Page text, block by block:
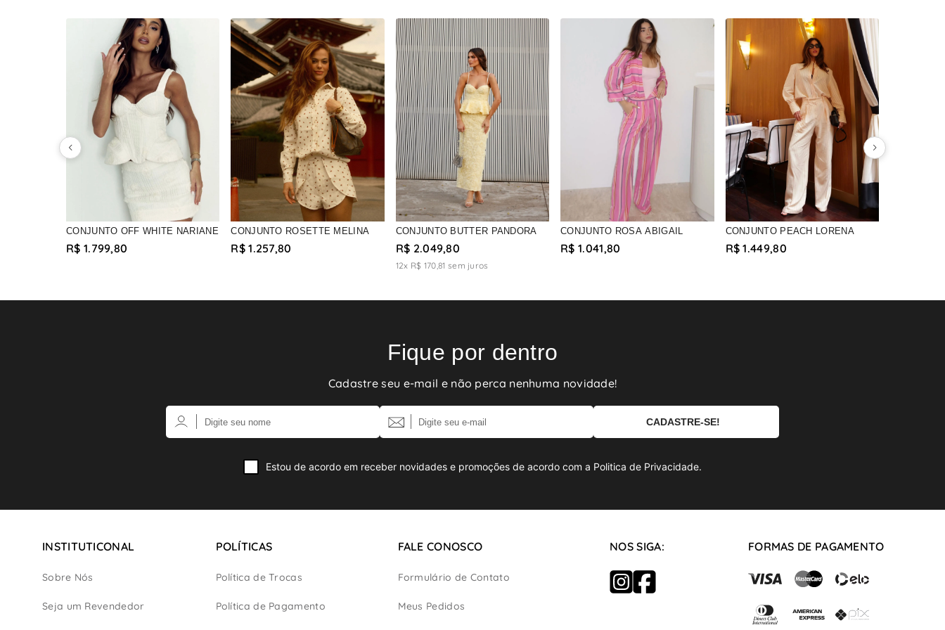
CONJUNTO OFF WHITE NARIANE
R$ 1.799,80
CONJUNTO ROSETTE MELINA
R$ 1.257,80
CONJUNTO BUTTER PANDORA
R$ 2.049,80
12x R$ 170,81 sem juros
CONJUNTO ROSA ABIGAIL
R$ 1.041,80
CONJUNTO PEACH LORENA
R$ 1.449,80
Fique por dentro
Cadastre seu e-mail e não perca nenhuma novidade!
Estou de acordo em receber novidades e promoções de acordo com a Politica de Privacidade.
INSTITUTICONAL
Sobre Nós
Seja um Revendedor
POLÍTICAS
Política de Trocas
Política de Pagamento
FALE CONOSCO
Formulário de Contato
Meus Pedidos
NOS SIGA: FORMAS DE PAGAMENTO